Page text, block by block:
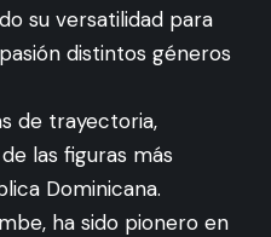
su versatilidad para
distintos géneros
de trayectoria,
las figuras más
Dominicana.
ha sido pionero en